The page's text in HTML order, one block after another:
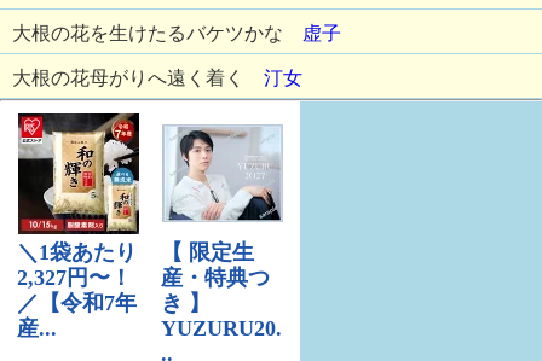
大根の花を生けたるバケツかな 虚子
大根の花母がりへ遠く着く 汀女